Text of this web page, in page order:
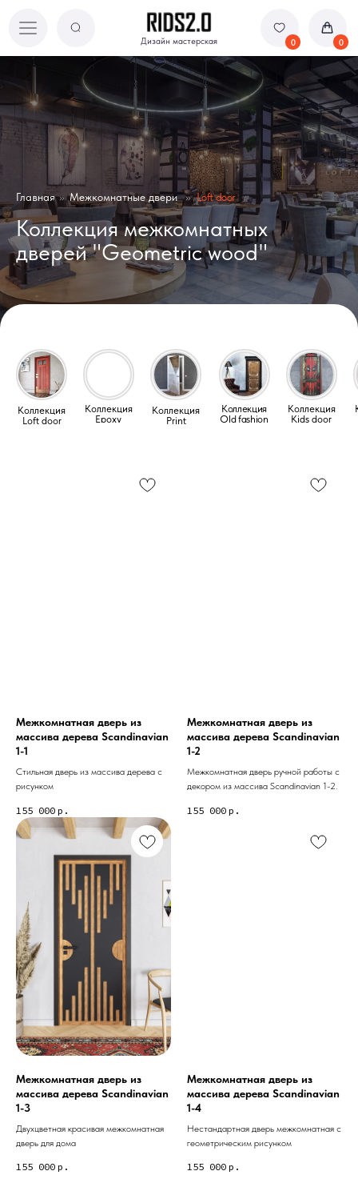
Дизайн мастерская 0
Дизайн мастерская
Коллекция межкомнатных
дверей "Geometric wood"
Главная » Loft door
Межкомнатные двери »
Коллекция
Old fashion
Коллекция
Kids door
Коллекция
Loft door
Коллекция
Epoxy
Коллекция
Print
Межкомнатная дверь из
массива дерева Scandinavian
1-1
Стильная дверь из массива дерева с
рисунком
155 000 р.
Межкомнатная дверь из
массива дерева Scandinavian
1-2
Межкомнатная дверь ручной работы с
декором из массива Scandinavian 1-2.
155 000 р.
Межкомнатная дверь из
массива дерева Scandinavian
1-3
Двухцветная красивая межкомнатная
дверь для дома
155 000 р.
Межкомнатная дверь из
массива дерева Scandinavian
1-4
Нестандартная дверь межкомнатная с
геометрическим рисунком
155 000 р.